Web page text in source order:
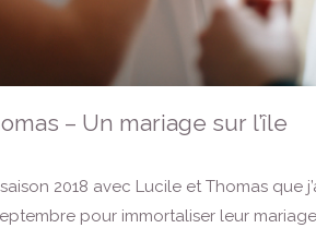
– Un mariage sur l’île
2018 avec Lucile et Thomas que
pour immortaliser leur